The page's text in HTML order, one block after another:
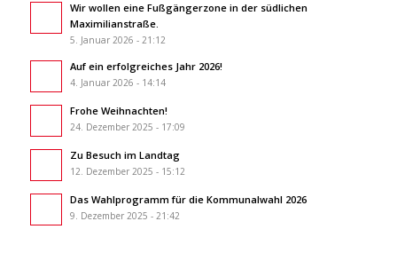
Wir wollen eine Fußgängerzone in der südlichen
Maximilianstraße.
5. Januar 2026 - 21:12
Auf ein erfolgreiches Jahr 2026!
4. Januar 2026 - 14:14
Frohe Weihnachten!
24. Dezember 2025 - 17:09
Zu Besuch im Landtag
12. Dezember 2025 - 15:12
Das Wahlprogramm für die Kommunalwahl 2026
9. Dezember 2025 - 21:42